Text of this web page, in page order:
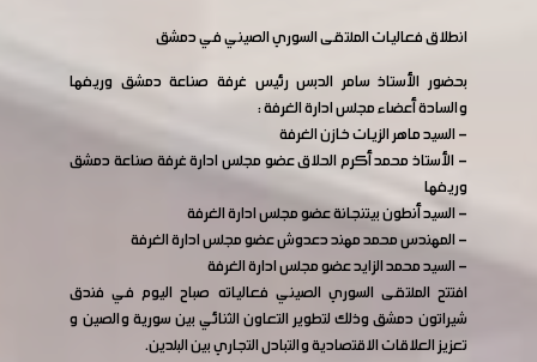
انطلاق فعاليات الملتقى السوري الصيني في دمشق
بحضور الأستاذ سامر الدبس رئيس غرفة صناعة دمشق وريفها
والسادة أعضاء مجلس ادارة الغرفة :
- السيد ماهر الزيات خازن الغرفة
- الأستاذ محمد أكرم الحلاق عضو مجلس ادارة غرفة صناعة دمشق
وريفها
- السيد أنطون بيتنجانة عضو مجلس ادارة الغرفة
- المهندس محمد مهند دعدوش عضو مجلس ادارة الغرفة
- السيد محمد الزايد عضو مجلس ادارة الغرفة
افتتح الملتقى السوري الصيني فعالياته صباح اليوم في فندق
شيراتون دمشق وذلك لتطوير التعاون الثنائي بين سورية والصين و
تعزيز العلاقات الاقتصادية والتبادل التجاري بين البلدين.